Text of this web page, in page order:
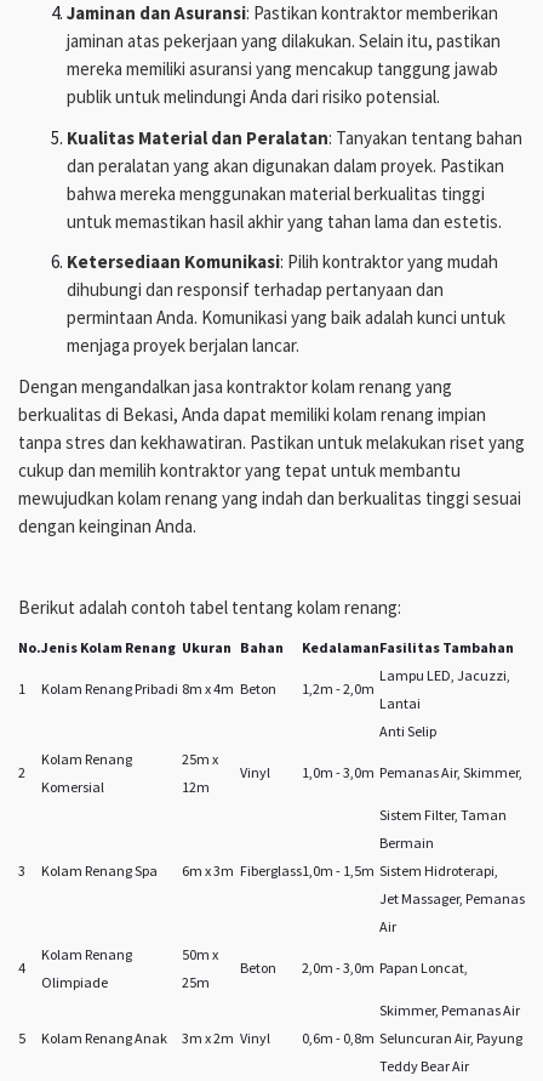
Jaminan dan Asuransi: Pastikan kontraktor memberikan
jaminan atas pekerjaan yang dilakukan. Selain itu, pastikan
mereka memiliki asuransi yang mencakup tanggung jawab
publik untuk melindungi Anda dari risiko potensial.
Kualitas Material dan Peralatan: Tanyakan tentang bahan
dan peralatan yang akan digunakan dalam proyek. Pastikan
bahwa mereka menggunakan material berkualitas tinggi
untuk memastikan hasil akhir yang tahan lama dan estetis.
Ketersediaan Komunikasi: Pilih kontraktor yang mudah
dihubungi dan responsif terhadap pertanyaan dan
permintaan Anda. Komunikasi yang baik adalah kunci untuk
menjaga proyek berjalan lancar.
Dengan mengandalkan jasa kontraktor kolam renang yang
berkualitas di Bekasi, Anda dapat memiliki kolam renang impian
tanpa stres dan kekhawatiran. Pastikan untuk melakukan riset yang
cukup dan memilih kontraktor yang tepat untuk membantu
mewujudkan kolam renang yang indah dan berkualitas tinggi sesuai
dengan keinginan Anda.
Berikut adalah contoh tabel tentang kolam renang:
No.Jenis Kolam Renang Ukuran Bahan KedalamanFasilitas Tambahan
1 Kolam Renang Pribadi 8m x 4m Beton 1,2m - 2,0m
Lampu LED, Jacuzzi,
Lantai
Anti Selip
2
Kolam Renang
Komersial
25m x
12m
Vinyl 1,0m - 3,0m Pemanas Air, Skimmer,
Sistem Filter, Taman
Bermain
3
Kolam Renang Spa 6m x 3m Fiberglass1,0m - 1,5m Sistem Hidroterapi,
Jet Massager, Pemanas
Air
4
Kolam Renang
Olimpiade
50m x
25m
Beton 2,0m - 3,0m Papan Loncat,
Skimmer, Pemanas Air
5
Kolam Renang Anak 3m x 2m Vinyl 0,6m - 0,8m Seluncuran Air, Payung
Teddy Bear Air